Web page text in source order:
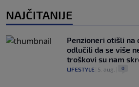
NAJČITANIJE
Penzioneri otišli na
odlučili da se više
troškovi su nam
LIFESTYLE 5. aug. 0